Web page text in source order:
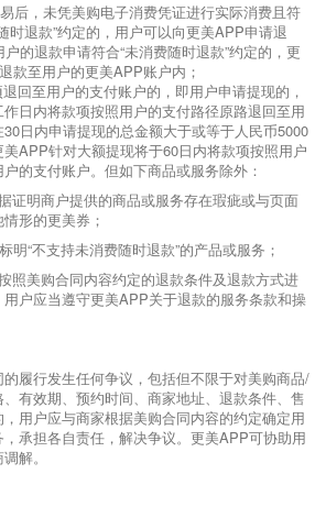
后，未凭美购电子消费凭证进行实际消费且符
时退款”约定的，用户可以向更美APP申请退
的退款申请符合“未消费随时退款”约定的，更
款至用户的更美APP账户内；
回至用户的支付账户的，即用户申请提现的，
日内将款项按照用户的支付路径原路退回至用
日内申请提现的总金额大于或等于人民币5000
APP针对大额提现将于60日内将款项按照用户
的支付账户。但如下商品或服务除外：
证明商户提供的商品或服务存在瑕疵或与页面
形的更美券；
明“不支持未消费随时退款”的产品或服务；
照美购合同内容约定的退款条件及退款方式进
户应当遵守更美APP关于退款的服务条款和操
履行发生任何争议，包括但不限于对美购商品/
有效期、预约时间、商家地址、退款条件、售
用户应与商家根据美购合同内容的约定确定用
承担各自责任，解决争议。更美APP可协助用
解。